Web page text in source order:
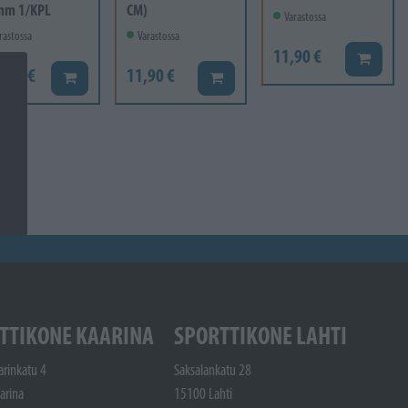
1/KPL
€ Lisää koriin
CM)
Varastossa
11,90 € Lisää koriin
Varastossa
11,90 € Lisää
KAARINA
4
SPORTTIKONE LAHTI
Saksalankatu 28
15100 Lahti